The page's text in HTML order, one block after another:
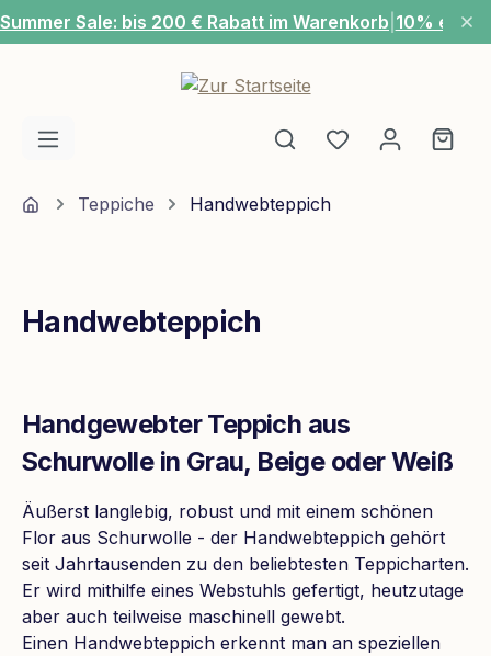
Zum Hauptinhalt springen
Summer Sale: bis 200 € Rabatt im Warenkorb 10% extra
Du hast 0
HomeTeppiche Handwebteppich
Handwebteppich
Handgewebter Teppich aus
Schurwolle in Grau, Beige oder Weiß
Äußerst langlebig, robust und mit einem schönen
Flor aus Schurwolle - der Handwebteppich gehört
seit Jahrtausenden zu den beliebtesten Teppicharten.
Er wird mithilfe eines Webstuhls gefertigt, heutzutage
aber auch teilweise maschinell gewebt.
Einen Handwebteppich erkennt man an speziellen